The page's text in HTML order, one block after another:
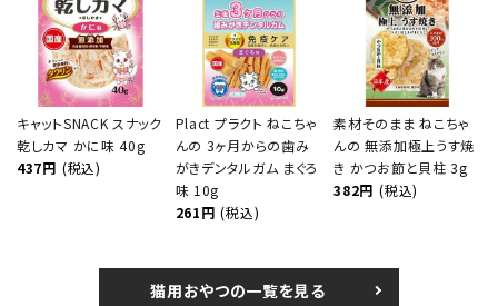
キャットSNACK スナック
乾しカマ かに味 40g
437円 (税込)
Plact プラクト ねこちゃ
んの 3ヶ月からの歯み
がきデンタルガム まぐろ
味 10g
261円 (税込)
素材そのまま ねこちゃ
んの 無添加極上うす焼
き かつお節と貝柱 3g
382円 (税込)
猫用おやつの一覧を見る